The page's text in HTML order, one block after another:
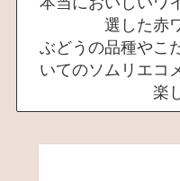
選した赤
ぶどうの品種やこ
いてのソムリエコ
楽